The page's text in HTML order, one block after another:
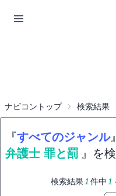
ナビコントップ 検索結果
『すべてのジャンル』
弁護士 罪と罰 』を
検索結果 1 件中 1